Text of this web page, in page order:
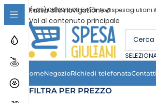
Passa alla navigazione
Vai al contenuto principale
(+39) 06 9918 08 54
HomeNegozioRichiedi telefonataContatti
FILTRA PER PREZZO